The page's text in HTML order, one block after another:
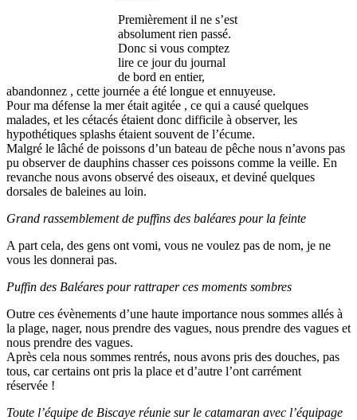
Premièrement il ne s’est
absolument rien passé.
Donc si vous comptez
lire ce jour du journal
de bord en entier,
abandonnez , cette journée a été longue et ennuyeuse.
Pour ma défense la mer était agitée , ce qui a causé quelques
malades, et les cétacés étaient donc difficile à observer, les
hypothétiques splashs étaient souvent de l’écume.
Malgré le lâché de poissons d’un bateau de pêche nous n’avons pas
pu observer de dauphins chasser ces poissons comme la veille. En
revanche nous avons observé des oiseaux, et deviné quelques
dorsales de baleines au loin.
Grand rassemblement de puffins des baléares pour la feinte
A part cela, des gens ont vomi, vous ne voulez pas de nom, je ne
vous les donnerai pas.
Puffin des Baléares pour rattraper ces moments sombres
Outre ces évènements d’une haute importance nous sommes allés à
la plage, nager, nous prendre des vagues, nous prendre des vagues et
nous prendre des vagues.
Après cela nous sommes rentrés, nous avons pris des douches, pas
tous, car certains ont pris la place et d’autre l’ont carrément
réservée !
Toute l’équipe de Biscaye réunie sur le catamaran avec l’équipage